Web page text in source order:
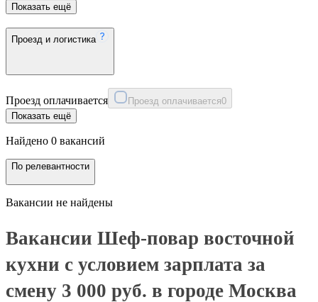
Показать ещё
Проезд и логистика
Проезд оплачивается Проезд оплачивается0
Показать ещё
Найдено 0 вакансий
По релевантности
Вакансии не найдены
Вакансии Шеф-повар восточной
кухни с условием зарплата за
смену 3 000 руб. в городе Москва